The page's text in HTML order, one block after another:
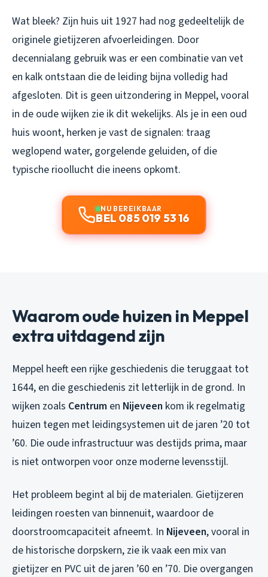
Wat bleek? Zijn huis uit 1927 had nog gedeeltelijk de
originele gietijzeren afvoerleidingen. Door
decennialang gebruik was er een combinatie van vet
en kalk ontstaan die de leiding bijna volledig had
afgesloten. Dit is geen uitzondering in Meppel, vooral
in de oude wijken zie ik dit wekelijks. Als je in een oud
huis woont, herken je vast de signalen: traag
weglopend water, gorgelende geluiden, of die
typische rioollucht die ineens opkomt.
NU BEREIKBAAR
BEL 085 019 53 16
Waarom oude huizen in Meppel
extra uitdagend zijn
Meppel heeft een rijke geschiedenis die teruggaat tot
1644, en die geschiedenis zit letterlijk in de grond. In
wijken zoals Centrum en Nijeveen kom ik regelmatig
huizen tegen met leidingsystemen uit de jaren ’20 tot
’60. Die oude infrastructuur was destijds prima, maar
is niet ontworpen voor onze moderne levensstijl.
Het probleem begint al bij de materialen. Gietijzeren
leidingen roesten van binnenuit, waardoor de
doorstroomcapaciteit afneemt. In Nijeveen, vooral in
de historische dorpskern, zie ik vaak een mix van
gietijzer en PVC uit de jaren ’60 en ’70. Die overgangen